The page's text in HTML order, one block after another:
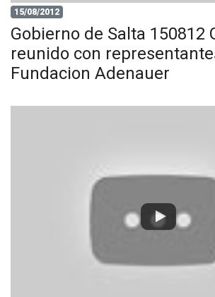
15/08/2012
Gobierno de Salta 150812
reunido con
Fundacion Adenauer